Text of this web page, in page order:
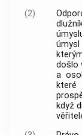
(2)
došlo
a
když